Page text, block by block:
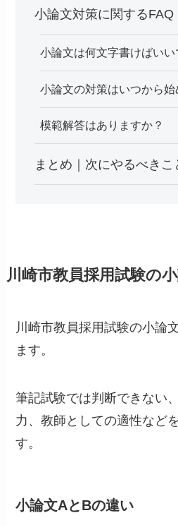
小論文対策に関するFAQ
小論文は何文字書けばいい
小論文の対策はいつから
模範解答はありますか？
まとめ｜次にやるべきこ
川崎市教員採用試験の
川崎市教員採用試験の小論
ます。
筆記試験では判断できない
力、教師としての適性など
す。
小論文AとBの違い